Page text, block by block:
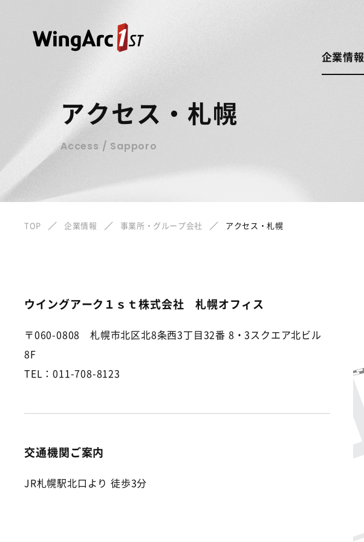
企業情報
アクセス・札幌
Access / Sapporo
TOP 企業情報 事業所・グループ会社 アクセス・札幌
ウイングアーク１ｓｔ株式会社 札幌オフィス
〒060-0808 札幌市北区北8条西3丁目32番 8・3スクエア北ビル
8F
TEL：011-708-8123
交通機関ご案内
JR札幌駅北口より 徒歩3分